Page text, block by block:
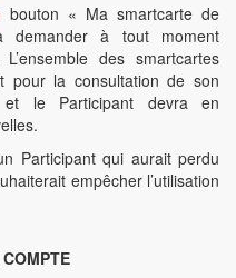
bouton « Ma smartcarte de
demander à tout moment
des smartcartes
pour la consultation de son
le Participant devra en
Participant qui aurait perdu
empêcher l’utilisation